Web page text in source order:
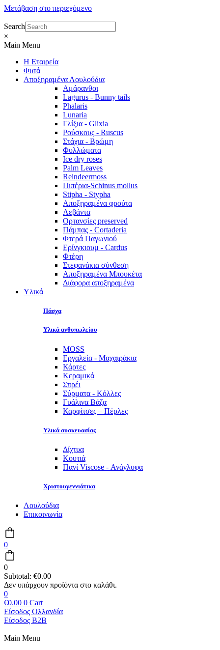
Μετάβαση στο περιεχόμενο
Search
×
Main Menu
Η Εταιρεία
Φυτά
Αποξηραμένα Λουλούδια
Αμάρανθοι
Lagurus - Bunny tails
Phalaris
Lunaria
Γλίξια - Glixia
Ρούσκους - Ruscus
Στάχια - Βρώμη
Φυλλώματα
Ice dry roses
Palm Leaves
Reindeermoss
Πιπέρια-Schinus mollus
Stipha - Stypha
Αποξηραμένα φρούτα
Λεβάντα
Ορτανσίες preserved
Πάμπας - Cortaderia
Φτερά Παγωνιού
Ερίνγκιουμ - Cardus
Φτέρη
Στεφανάκια σύνθεση
Αποξηραμένα Μπουκέτα
Διάφορα αποξηραμένα
Υλικά
Πάσχα
Υλικά ανθοπωλείου
MOSS
Εργαλεία - Μαχαιράκια
Κάρτες
Κεραμικά
Σπρέι
Σύρματα - Κόλλες
Γυάλινα Βάζα
Καρφίτσες – Πέρλες
Υλικά συσκευασίας
Δίχτυα
Κουτιά
Πανί Viscose - Ανάγλυφα
Χριστουγεννιάτικα
Λουλούδια
Επικοινωνία
0
0
Subtotal: €0.00
0
€0.00 0 Cart
Είσοδος Ολλανδία
Είσοδος B2B
Main Menu